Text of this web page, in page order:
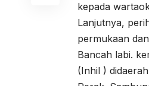
kepada
Lanjutnya,
permukaan
Bancah labi.
(Inhil )